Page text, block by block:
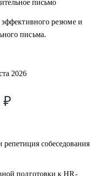
письмо
эффективного резюме и
письма.
2026
₽
собеседования
подготовки к HR-